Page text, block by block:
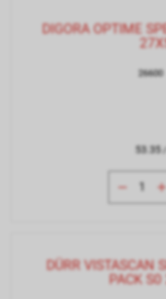
DIGORA OPTIME
26600
53.35
DÜRR VISTASCAN
PACK